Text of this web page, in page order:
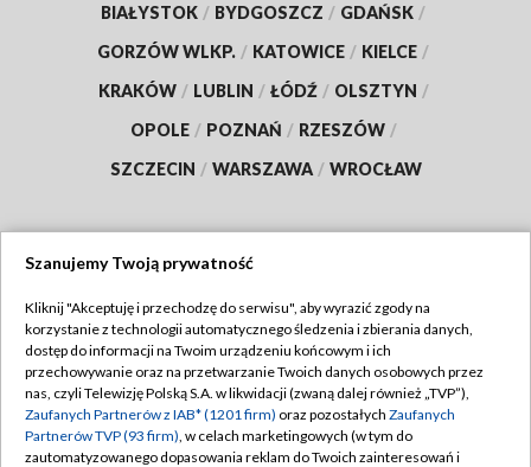
BIAŁYSTOK / BYDGOSZCZ / GDAŃSK /
GORZÓW WLKP. / KATOWICE / KIELCE /
KRAKÓW / LUBLIN / ŁÓDŹ / OLSZTYN /
OPOLE / POZNAŃ / RZESZÓW /
SZCZECIN / WARSZAWA / WROCŁAW
TVP
Abonament TVP
Emisja w TVP
Centrum informacji TVP
Regulamin TVP
Polityka prywatności
Moje zgody
Szanujemy Twoją prywatność
Kliknij "Akceptuję i przechodzę do serwisu", aby wyrazić zgody na
korzystanie z technologii automatycznego śledzenia i zbierania danych,
dostęp do informacji na Twoim urządzeniu końcowym i ich
przechowywanie oraz na przetwarzanie Twoich danych osobowych przez
nas, czyli Telewizję Polską S.A. w likwidacji (zwaną dalej również „TVP”),
Zaufanych Partnerów z IAB* (1201 firm) oraz pozostałych Zaufanych
Partnerów TVP (93 firm), w celach marketingowych (w tym do
zautomatyzowanego dopasowania reklam do Twoich zainteresowań i